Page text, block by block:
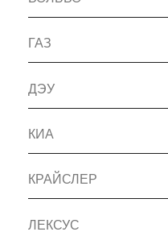
ГАЗ
ДЭУ
КИА
КРАЙСЛЕР
ЛЕКСУС